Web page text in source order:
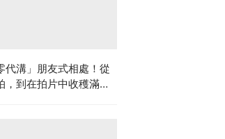
代溝」朋友式相處！從
，到在拍片中收穫滿足